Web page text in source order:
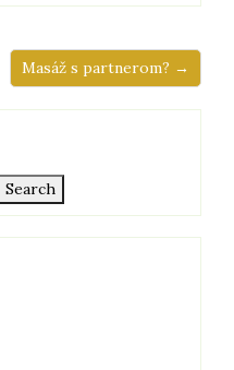
Masáž s partnerom? →
Search